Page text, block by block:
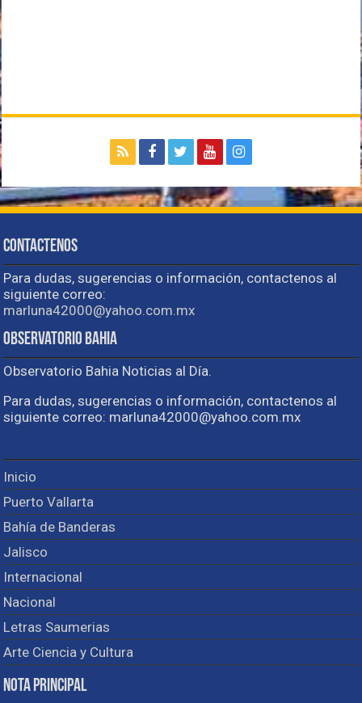
Contactenos
Para dudas, sugerencias o información, contactenos al
siguiente correo:
marluna42000@yahoo.com.mx
Observatorio Bahia
Observatorio Bahia Noticias al Día.
Para dudas, sugerencias o información, contactenos al
siguiente correo: marluna42000@yahoo.com.mx
Inicio
Puerto Vallarta
Bahía de Banderas
Jalisco
Internacional
Nacional
Letras Saumerias
Arte Ciencia y Cultura
Nota Principal